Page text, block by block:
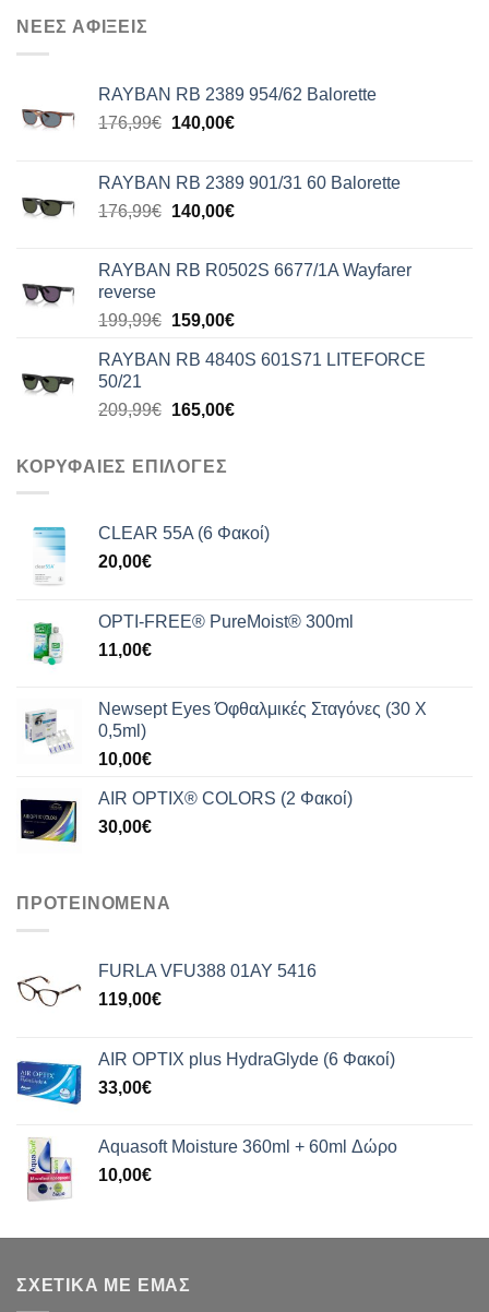
ΝΕΕΣ ΑΦΙΞΕΙΣ
RAYBAN RB 2389 954/62 Balorette
176,99€ Original
176,99€.
140,00€Η
είναι:
140,00€.
RAYBAN RB 2389 901/31 60 Balorette
176,99€ Original
176,99€.
140,00€Η
είναι:
RAYBAN RB R0502S 6677/1A Wayfarer
reverse
199,99€ Original
was:
159,00€Η
τιμή
159,00€.
RAYBAN RB 4840S 601S71 LITEFORCE
50/21
209,99€ Original
209,99€.
165,00€Η
ΚΟΡΥΦΑΙΕΣ ΕΠΙΛΟΓΕΣ
CLEAR 55A (6 Φακοί)
20,00€
OPTI-FREE® PureMoist® 300ml
11,00€
Newsept Eyes Όφθαλμικές Σταγόνες (30 Χ
0,5ml)
10,00€
AIR OPTIX® COLORS (2 Φακοί)
30,00€
ΠΡΟΤΕΙΝΟΜΕΝΑ
FURLA VFU388 01AY 5416
119,00€
AIR OPTIX plus HydraGlyde (6 Φακοί)
33,00€
Aquasoft Moisture 360ml + 60ml Δώρο
10,00€
ΣΧΕΤΙΚΑ ΜΕ ΕΜΑΣ